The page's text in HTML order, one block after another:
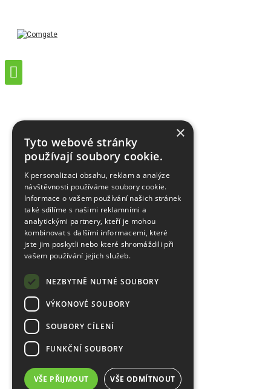
×
Tyto webové stránky
používají soubory cookie.
K personalizaci obsahu, reklam a analýze
návštěvnosti používáme soubory cookie.
Informace o vašem používání našich stránek
také sdílíme s našimi reklamními a
analytickými partnery, kteří je mohou
kombinovat s dalšími informacemi, které
jste jim poskytli nebo které shromáždili při
vašem používání jejich služeb.
NEZBYTNĚ NUTNÉ SOUBORY
VÝKONOVÉ SOUBORY
SOUBORY CÍLENÍ
FUNKČNÍ SOUBORY
VŠE PŘIJMOUT VŠE ODMÍTNOUT